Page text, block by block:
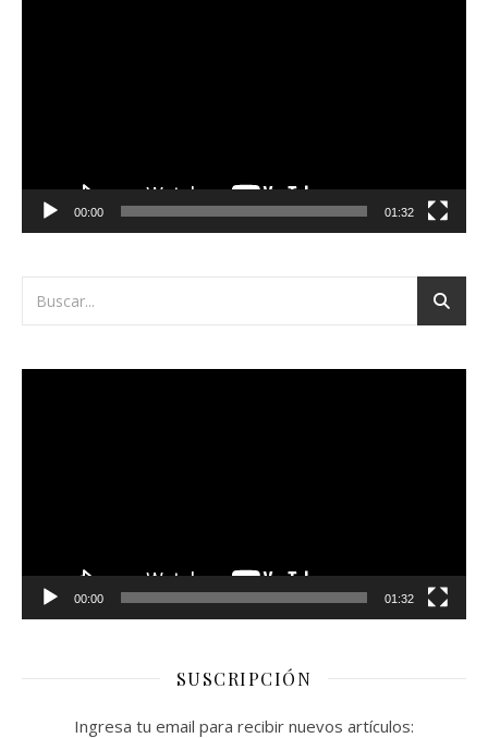
00:00 01:32
00:00 01:32
SUSCRIPCIÓN
Ingresa tu email para recibir nuevos artículos: